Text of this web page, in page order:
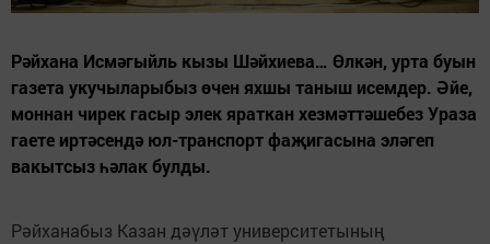
Рәйхана Исмәгыйль кызы Шәйхиева… Өлкән, урта буын
газета укучыларыбыз өчен яхшы таныш исемдер. Әйе,
моннан чирек гасыр элек яраткан хезмәттәшебез Ураза
гаете иртәсендә юл-транспорт фаҗигасына эләгеп
вакытсыз һәлак булды.
Рәйханабыз Казан дәүләт университетының